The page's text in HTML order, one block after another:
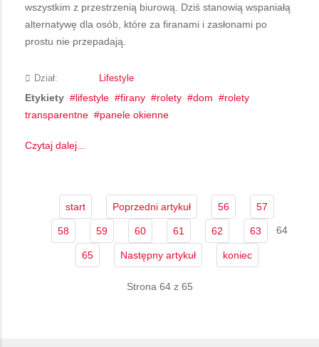
wszystkim z przestrzenią biurową. Dziś stanowią wspaniałą
alternatywę dla osób, które za firanami i zasłonami po
prostu nie przepadają.
Dział: Lifestyle
Etykiety lifestyle firany rolety dom
rolety
transparentne
panele okienne
Czytaj dalej...
start Poprzedni artykuł 56 57
58 59 60 61 62 63 64
65 Następny artykuł koniec
Strona 64 z 65